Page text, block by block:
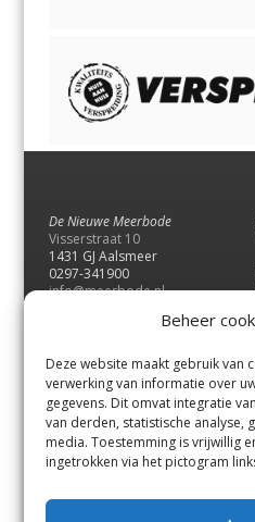
Beheer
Deze website maakt gebruik van
verwerking van informatie over
gegevens. Dit omvat integratie
van derden, statistische analyse,
media. Toestemming is vrijwillig
ingetrokken via het pictogram
De Nieuwe Meerbode
Visserstraat 10
1431 GJ Aalsmeer
0297-341900
info@meerbode.nl